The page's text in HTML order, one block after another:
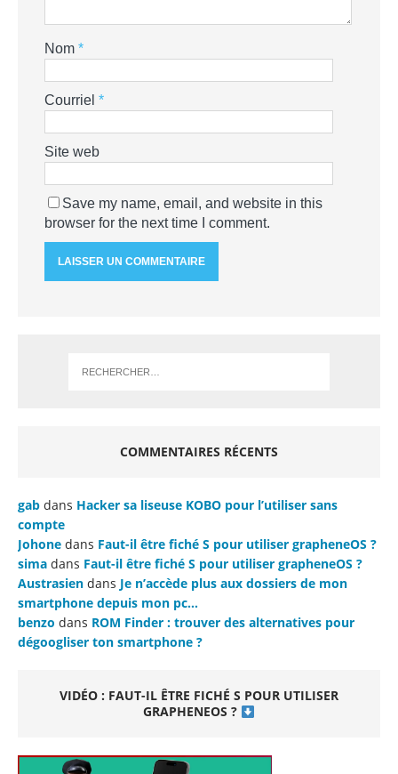
Nom *
Courriel *
Site web
Save my name, email, and website in this
browser for the next time I comment.
COMMENTAIRES RÉCENTS
gab dans Hacker sa liseuse KOBO pour l’utiliser sans
compte
Johone dans Faut-il être fiché S pour utiliser grapheneOS ?
sima dans Faut-il être fiché S pour utiliser grapheneOS ?
Austrasien dans Je n’accède plus aux dossiers de mon
smartphone depuis mon pc…
benzo dans ROM Finder : trouver des alternatives pour
dégoogliser ton smartphone ?
VIDÉO : FAUT-IL ÊTRE FICHÉ S POUR UTILISER
GRAPHENEOS ?